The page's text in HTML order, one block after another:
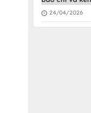
24/04/2026